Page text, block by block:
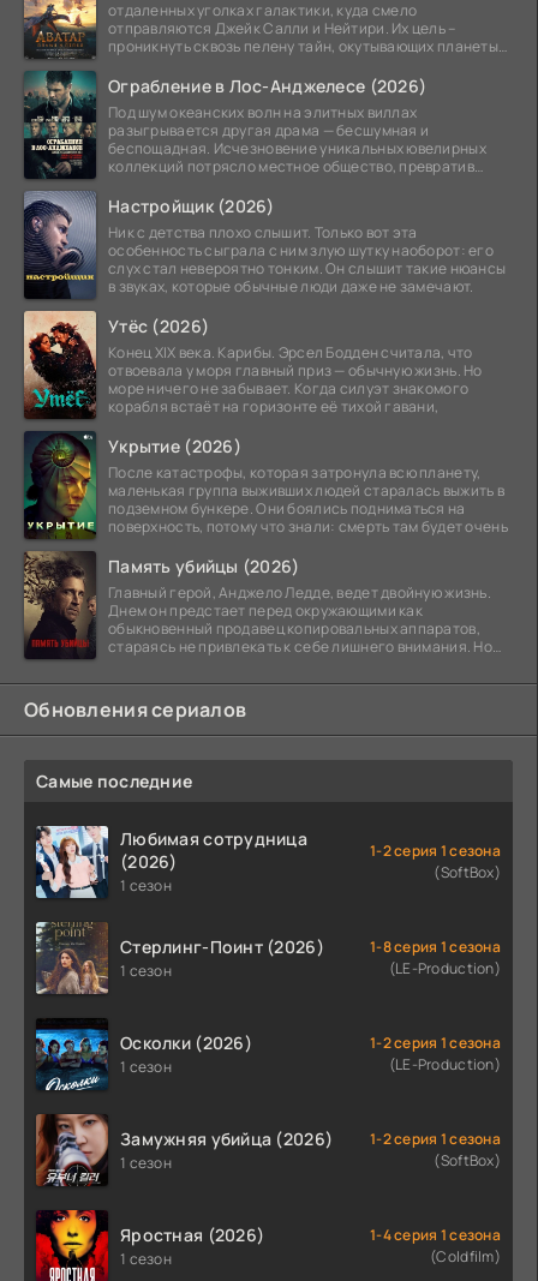
отдаленных уголках галактики, куда смело
отправляются Джейк Салли и Нейтири. Их цель –
проникнуть сквозь пелену тайн, окутывающих планеты
Ограбление в Лос-Анджелесе (2026)
Под шум океанских волн на элитных виллах
разыгрывается другая драма — бесшумная и
беспощадная. Исчезновение уникальных ювелирных
коллекций потрясло местное общество, превратив
Настройщик (2026)
Ник с детства плохо слышит. Только вот эта
особенность сыграла с ним злую шутку наоборот: его
слух стал невероятно тонким. Он слышит такие нюансы
в звуках, которые обычные люди даже не замечают.
Утёс (2026)
Конец XIX века. Карибы. Эрсел Бодден считала, что
отвоевала у моря главный приз — обычную жизнь. Но
море ничего не забывает. Когда силуэт знакомого
корабля встаёт на горизонте её тихой гавани,
Укрытие (2026)
После катастрофы, которая затронула всю планету,
маленькая группа выживших людей старалась выжить в
подземном бункере. Они боялись подниматься на
поверхность, потому что знали: смерть там будет очень
Память убийцы (2026)
Главный герой, Анджело Ледде, ведет двойную жизнь.
Днем он предстает перед окружающими как
обыкновенный продавец копировальных аппаратов,
стараясь не привлекать к себе лишнего внимания. Но
Обновления сериалов
Самые последние
Любимая сотрудница
(2026)
1 сезон
1-2 серия 1 сезона
(SoftBox)
Стерлинг-Поинт (2026)
1 сезон
1-8 серия 1 сезона
(LE-Production)
Осколки (2026)
1 сезон
1-2 серия 1 сезона
(LE-Production)
Замужняя убийца (2026)
1 сезон
1-2 серия 1 сезона
(SoftBox)
Яростная (2026)
1 сезон
1-4 серия 1 сезона
(Coldfilm)